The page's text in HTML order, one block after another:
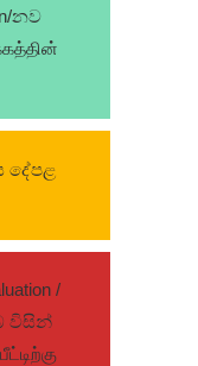
නව
දේපළ
/
විසින්